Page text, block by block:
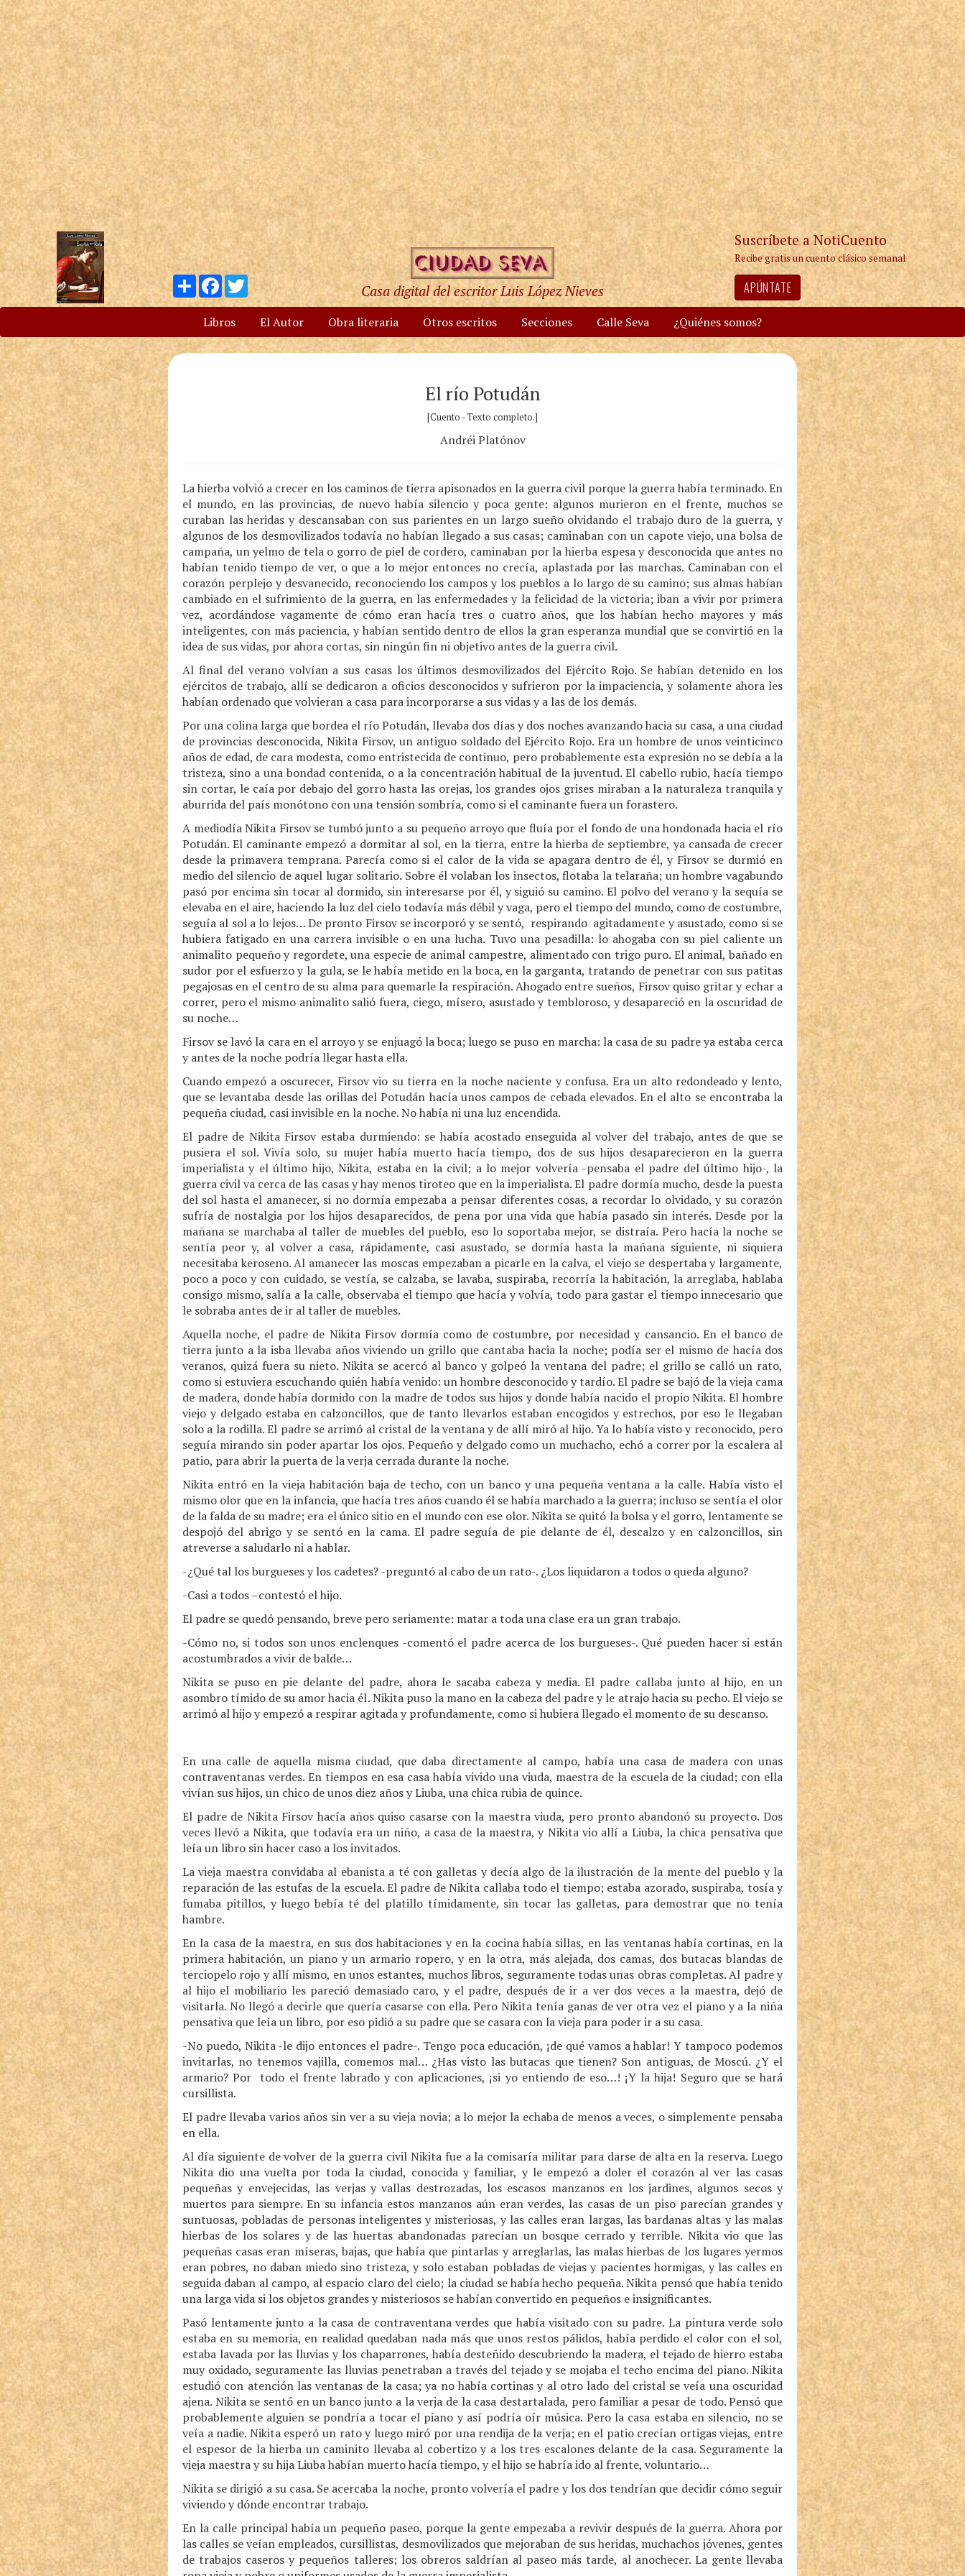
Compartir
Facebook
Twitter
Casa digital del escritor Luis López Nieves
Suscríbete a NotiCuento
Recibe gratis un cuento clásico semanal
APÚNTATE
Libros El Autor Obra literaria Otros escritos Secciones Calle Seva ¿Quiénes somos?
El río Potudán
[Cuento - Texto completo.]
Andréi Platónov
La hierba volvió a crecer en los caminos de tierra apisonados en la guerra civil porque la guerra había terminado. En
el mundo, en las provincias, de nuevo había silencio y poca gente: algunos murieron en el frente, muchos se
curaban las heridas y descansaban con sus parientes en un largo sueño olvidando el trabajo duro de la guerra, y
algunos de los desmovilizados todavía no habían llegado a sus casas; caminaban con un capote viejo, una bolsa de
campaña, un yelmo de tela o gorro de piel de cordero, caminaban por la hierba espesa y desconocida que antes no
habían tenido tiempo de ver, o que a lo mejor entonces no crecía, aplastada por las marchas. Caminaban con el
corazón perplejo y desvanecido, reconociendo los campos y los pueblos a lo largo de su camino; sus almas habían
cambiado en el sufrimiento de la guerra, en las enfermedades y la felicidad de la victoria; iban a vivir por primera
vez, acordándose vagamente de cómo eran hacía tres o cuatro años, que los habían hecho mayores y más
inteligentes, con más paciencia, y habían sentido dentro de ellos la gran esperanza mundial que se convirtió en la
idea de sus vidas, por ahora cortas, sin ningún fin ni objetivo antes de la guerra civil.
Al final del verano volvían a sus casas los últimos desmovilizados del Ejército Rojo. Se habían detenido en los
ejércitos de trabajo, allí se dedicaron a oficios desconocidos y sufrieron por la impaciencia, y solamente ahora les
habían ordenado que volvieran a casa para incorporarse a sus vidas y a las de los demás.
Por una colina larga que bordea el río Potudán, llevaba dos días y dos noches avanzando hacia su casa, a una ciudad
de provincias desconocida, Nikita Firsov, un antiguo soldado del Ejército Rojo. Era un hombre de unos veinticinco
años de edad, de cara modesta, como entristecida de continuo, pero probablemente esta expresión no se debía a la
tristeza, sino a una bondad contenida, o a la concentración habitual de la juventud. El cabello rubio, hacía tiempo
sin cortar, le caía por debajo del gorro hasta las orejas, los grandes ojos grises miraban a la naturaleza tranquila y
aburrida del país monótono con una tensión sombría, como si el caminante fuera un forastero.
A mediodía Nikita Firsov se tumbó junto a su pequeño arroyo que fluía por el fondo de una hondonada hacia el río
Potudán. El caminante empezó a dormitar al sol, en la tierra, entre la hierba de septiembre, ya cansada de crecer
desde la primavera temprana. Parecía como si el calor de la vida se apagara dentro de él, y Firsov se durmió en
medio del silencio de aquel lugar solitario. Sobre él volaban los insectos, flotaba la telaraña; un hombre vagabundo
pasó por encima sin tocar al dormido, sin interesarse por él, y siguió su camino. El polvo del verano y la sequía se
elevaba en el aire, haciendo la luz del cielo todavía más débil y vaga, pero el tiempo del mundo, como de costumbre,
seguía al sol a lo lejos… De pronto Firsov se incorporó y se sentó, respirando agitadamente y asustado, como si se
hubiera fatigado en una carrera invisible o en una lucha. Tuvo una pesadilla: lo ahogaba con su piel caliente un
animalito pequeño y regordete, una especie de animal campestre, alimentado con trigo puro. El animal, bañado en
sudor por el esfuerzo y la gula, se le había metido en la boca, en la garganta, tratando de penetrar con sus patitas
pegajosas en el centro de su alma para quemarle la respiración. Ahogado entre sueños, Firsov quiso gritar y echar a
correr, pero el mismo animalito salió fuera, ciego, mísero, asustado y tembloroso, y desapareció en la oscuridad de
su noche…
Firsov se lavó la cara en el arroyo y se enjuagó la boca; luego se puso en marcha: la casa de su padre ya estaba cerca
y antes de la noche podría llegar hasta ella.
Cuando empezó a oscurecer, Firsov vio su tierra en la noche naciente y confusa. Era un alto redondeado y lento,
que se levantaba desde las orillas del Potudán hacía unos campos de cebada elevados. En el alto se encontraba la
pequeña ciudad, casi invisible en la noche. No había ni una luz encendida.
El padre de Nikita Firsov estaba durmiendo: se había acostado enseguida al volver del trabajo, antes de que se
pusiera el sol. Vivía solo, su mujer había muerto hacía tiempo, dos de sus hijos desaparecieron en la guerra
imperialista y el último hijo, Nikita, estaba en la civil; a lo mejor volvería -pensaba el padre del último hijo-, la
guerra civil va cerca de las casas y hay menos tiroteo que en la imperialista. El padre dormía mucho, desde la puesta
del sol hasta el amanecer, si no dormía empezaba a pensar diferentes cosas, a recordar lo olvidado, y su corazón
sufría de nostalgia por los hijos desaparecidos, de pena por una vida que había pasado sin interés. Desde por la
mañana se marchaba al taller de muebles del pueblo, eso lo soportaba mejor, se distraía. Pero hacía la noche se
sentía peor y, al volver a casa, rápidamente, casi asustado, se dormía hasta la mañana siguiente, ni siquiera
necesitaba keroseno. Al amanecer las moscas empezaban a picarle en la calva, el viejo se despertaba y largamente,
poco a poco y con cuidado, se vestía, se calzaba, se lavaba, suspiraba, recorría la habitación, la arreglaba, hablaba
consigo mismo, salía a la calle, observaba el tiempo que hacía y volvía, todo para gastar el tiempo innecesario que
le sobraba antes de ir al taller de muebles.
Aquella noche, el padre de Nikita Firsov dormía como de costumbre, por necesidad y cansancio. En el banco de
tierra junto a la isba llevaba años viviendo un grillo que cantaba hacia la noche; podía ser el mismo de hacía dos
veranos, quizá fuera su nieto. Nikita se acercó al banco y golpeó la ventana del padre; el grillo se calló un rato,
como si estuviera escuchando quién había venido: un hombre desconocido y tardío. El padre se bajó de la vieja cama
de madera, donde había dormido con la madre de todos sus hijos y donde había nacido el propio Nikita. El hombre
viejo y delgado estaba en calzoncillos, que de tanto llevarlos estaban encogidos y estrechos, por eso le llegaban
solo a la rodilla. El padre se arrimó al cristal de la ventana y de allí miró al hijo. Ya lo había visto y reconocido, pero
seguía mirando sin poder apartar los ojos. Pequeño y delgado como un muchacho, echó a correr por la escalera al
patio, para abrir la puerta de la verja cerrada durante la noche.
Nikita entró en la vieja habitación baja de techo, con un banco y una pequeña ventana a la calle. Había visto el
mismo olor que en la infancia, que hacía tres años cuando él se había marchado a la guerra; incluso se sentía el olor
de la falda de su madre; era el único sitio en el mundo con ese olor. Nikita se quitó la bolsa y el gorro, lentamente se
despojó del abrigo y se sentó en la cama. El padre seguía de pie delante de él, descalzo y en calzoncillos, sin
atreverse a saludarlo ni a hablar.
-¿Qué tal los burgueses y los cadetes? -preguntó al cabo de un rato-. ¿Los liquidaron a todos o queda alguno?
-Casi a todos –contestó el hijo.
El padre se quedó pensando, breve pero seriamente: matar a toda una clase era un gran trabajo.
-Cómo no, si todos son unos enclenques -comentó el padre acerca de los burgueses-. Qué pueden hacer si están
acostumbrados a vivir de balde…
Nikita se puso en pie delante del padre, ahora le sacaba cabeza y media. El padre callaba junto al hijo, en un
asombro tímido de su amor hacia él. Nikita puso la mano en la cabeza del padre y le atrajo hacia su pecho. El viejo se
arrimó al hijo y empezó a respirar agitada y profundamente, como si hubiera llegado el momento de su descanso.
En una calle de aquella misma ciudad, que daba directamente al campo, había una casa de madera con unas
contraventanas verdes. En tiempos en esa casa había vivido una viuda, maestra de la escuela de la ciudad; con ella
vivían sus hijos, un chico de unos diez años y Liuba, una chica rubia de quince.
El padre de Nikita Firsov hacía años quiso casarse con la maestra viuda, pero pronto abandonó su proyecto. Dos
veces llevó a Nikita, que todavía era un niño, a casa de la maestra, y Nikita vio allí a Liuba, la chica pensativa que
leía un libro sin hacer caso a los invitados.
La vieja maestra convidaba al ebanista a té con galletas y decía algo de la ilustración de la mente del pueblo y la
reparación de las estufas de la escuela. El padre de Nikita callaba todo el tiempo; estaba azorado, suspiraba, tosía y
fumaba pitillos, y luego bebía té del platillo tímidamente, sin tocar las galletas, para demostrar que no tenía
hambre.
En la casa de la maestra, en sus dos habitaciones y en la cocina había sillas, en las ventanas había cortinas, en la
primera habitación, un piano y un armario ropero, y en la otra, más alejada, dos camas, dos butacas blandas de
terciopelo rojo y allí mismo, en unos estantes, muchos libros, seguramente todas unas obras completas. Al padre y
al hijo el mobiliario les pareció demasiado caro, y el padre, después de ir a ver dos veces a la maestra, dejó de
visitarla. No llegó a decirle que quería casarse con ella. Pero Nikita tenía ganas de ver otra vez el piano y a la niña
pensativa que leía un libro, por eso pidió a su padre que se casara con la vieja para poder ir a su casa.
-No puedo, Nikita -le dijo entonces el padre-. Tengo poca educación, ¡de qué vamos a hablar! Y tampoco podemos
invitarlas, no tenemos vajilla, comemos mal… ¿Has visto las butacas que tienen? Son antiguas, de Moscú. ¿Y el
armario? Por todo el frente labrado y con aplicaciones, ¡si yo entiendo de eso…! ¡Y la hija! Seguro que se hará
cursillista.
El padre llevaba varios años sin ver a su vieja novia; a lo mejor la echaba de menos a veces, o simplemente pensaba
en ella.
Al día siguiente de volver de la guerra civil Nikita fue a la comisaría militar para darse de alta en la reserva. Luego
Nikita dio una vuelta por toda la ciudad, conocida y familiar, y le empezó a doler el corazón al ver las casas
pequeñas y envejecidas, las verjas y vallas destrozadas, los escasos manzanos en los jardines, algunos secos y
muertos para siempre. En su infancia estos manzanos aún eran verdes, las casas de un piso parecían grandes y
suntuosas, pobladas de personas inteligentes y misteriosas, y las calles eran largas, las bardanas altas y las malas
hierbas de los solares y de las huertas abandonadas parecían un bosque cerrado y terrible. Nikita vio que las
pequeñas casas eran míseras, bajas, que había que pintarlas y arreglarlas, las malas hierbas de los lugares yermos
eran pobres, no daban miedo sino tristeza, y solo estaban pobladas de viejas y pacientes hormigas, y las calles en
seguida daban al campo, al espacio claro del cielo; la ciudad se había hecho pequeña. Nikita pensó que había tenido
una larga vida si los objetos grandes y misteriosos se habían convertido en pequeños e insignificantes.
Pasó lentamente junto a la casa de contraventana verdes que había visitado con su padre. La pintura verde solo
estaba en su memoria, en realidad quedaban nada más que unos restos pálidos, había perdido el color con el sol,
estaba lavada por las lluvias y los chaparrones, había desteñido descubriendo la madera, el tejado de hierro estaba
muy oxidado, seguramente las lluvias penetraban a través del tejado y se mojaba el techo encima del piano. Nikita
estudió con atención las ventanas de la casa; ya no había cortinas y al otro lado del cristal se veía una oscuridad
ajena. Nikita se sentó en un banco junto a la verja de la casa destartalada, pero familiar a pesar de todo. Pensó que
probablemente alguien se pondría a tocar el piano y así podría oír música. Pero la casa estaba en silencio, no se
veía a nadie. Nikita esperó un rato y luego miró por una rendija de la verja; en el patio crecían ortigas viejas, entre
el espesor de la hierba un caminito llevaba al cobertizo y a los tres escalones delante de la casa. Seguramente la
vieja maestra y su hija Liuba habían muerto hacía tiempo, y el hijo se habría ido al frente, voluntario…
Nikita se dirigió a su casa. Se acercaba la noche, pronto volvería el padre y los dos tendrían que decidir cómo seguir
viviendo y dónde encontrar trabajo.
En la calle principal había un pequeño paseo, porque la gente empezaba a revivir después de la guerra. Ahora por
las calles se veían empleados, cursillistas, desmovilizados que mejoraban de sus heridas, muchachos jóvenes, gentes
de trabajos caseros y pequeños talleres; los obreros saldrían al paseo más tarde, al anochecer. La gente llevaba